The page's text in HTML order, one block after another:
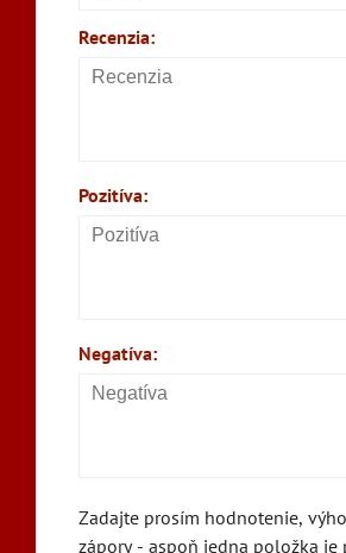
Recenzia:
Pozitíva:
Negatíva:
Zadajte prosím hodnotenie,
zápory - aspoň jedna položka je